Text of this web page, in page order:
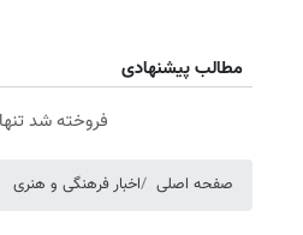
مطالب پیشنهادی
فروخته شد تنها
صفحه اصلی اخبار فرهنگی و هنری